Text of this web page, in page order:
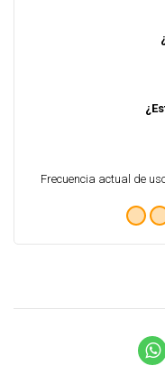
Frecuencia actual de